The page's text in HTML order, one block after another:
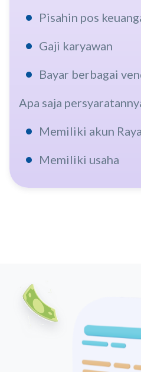
Pisahin pos
Gaji karyawan
Bayar berbagai
Apa saja
Memiliki akun
Memiliki usaha